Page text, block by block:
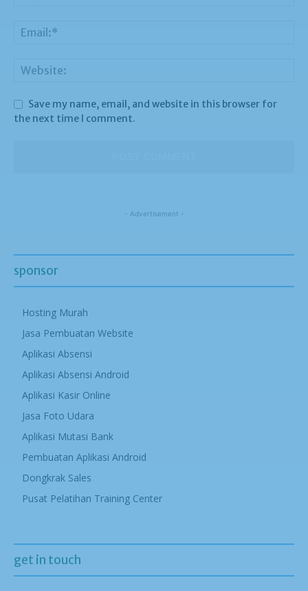
Save my name, email, and website in this browser for
the next time I comment.
- Advertisement -
sponsor
Hosting Murah
Jasa Pembuatan Website
Aplikasi Absensi
Aplikasi Absensi Android
Aplikasi Kasir Online
Jasa Foto Udara
Aplikasi Mutasi Bank
Pembuatan Aplikasi Android
Dongkrak Sales
Pusat Pelatihan Training Center
get in touch